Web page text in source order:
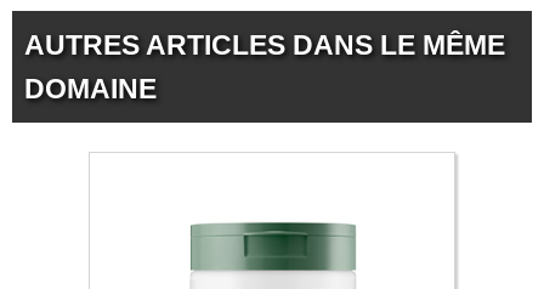
AUTRES ARTICLES DANS LE MÊME
DOMAINE